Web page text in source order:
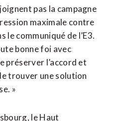
pas la campagne
maximale contre
le communiqué de l’E3.
bonne foi avec
préserver l’accord et
trouver une solution
»
le Haut